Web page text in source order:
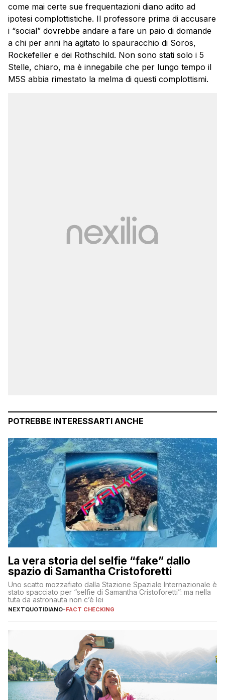
come mai certe sue frequentazioni diano adito ad
ipotesi complottistiche. Il professore prima di accusare
i “social” dovrebbe andare a fare un paio di domande
a chi per anni ha agitato lo spauracchio di Soros,
Rockefeller e dei Rothschild. Non sono stati solo i 5
Stelle, chiaro, ma è innegabile che per lungo tempo il
M5S abbia rimestato la melma di questi complottismi.
POTREBBE INTERESSARTI ANCHE
La vera storia del selfie “fake” dallo
spazio di Samantha Cristoforetti
Uno scatto mozzafiato dalla Stazione Spaziale Internazionale è
stato spacciato per “selfie di Samantha Cristoforetti”: ma nella
tuta da astronauta non c’è lei
NEXTQUOTIDIANO-FACT CHECKING